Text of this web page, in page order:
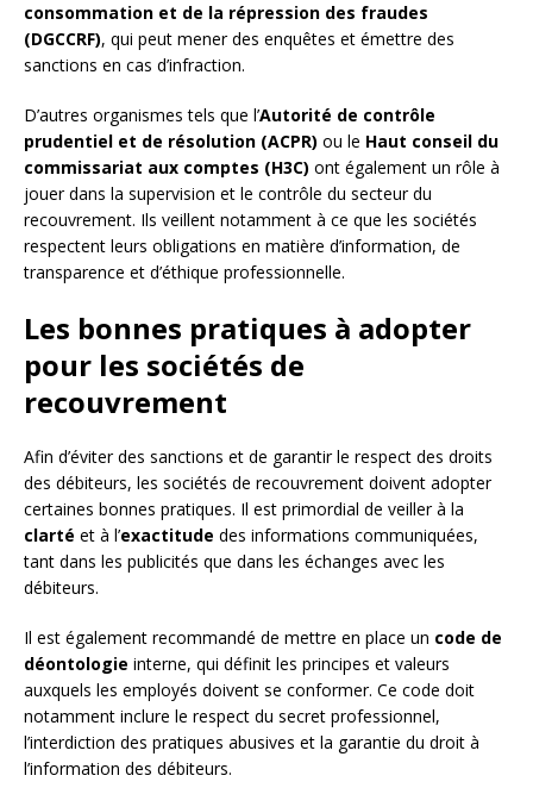
consommation et de la répression des fraudes
(DGCCRF), qui peut mener des enquêtes et émettre des
sanctions en cas d’infraction.
D’autres organismes tels que l’Autorité de contrôle
prudentiel et de résolution (ACPR) ou le Haut conseil du
commissariat aux comptes (H3C) ont également un rôle à
jouer dans la supervision et le contrôle du secteur du
recouvrement. Ils veillent notamment à ce que les sociétés
respectent leurs obligations en matière d’information, de
transparence et d’éthique professionnelle.
Les bonnes pratiques à adopter
pour les sociétés de
recouvrement
Afin d’éviter des sanctions et de garantir le respect des droits
des débiteurs, les sociétés de recouvrement doivent adopter
certaines bonnes pratiques. Il est primordial de veiller à la
clarté et à l’exactitude des informations communiquées,
tant dans les publicités que dans les échanges avec les
débiteurs.
Il est également recommandé de mettre en place un code de
déontologie interne, qui définit les principes et valeurs
auxquels les employés doivent se conformer. Ce code doit
notamment inclure le respect du secret professionnel,
l’interdiction des pratiques abusives et la garantie du droit à
l’information des débiteurs.